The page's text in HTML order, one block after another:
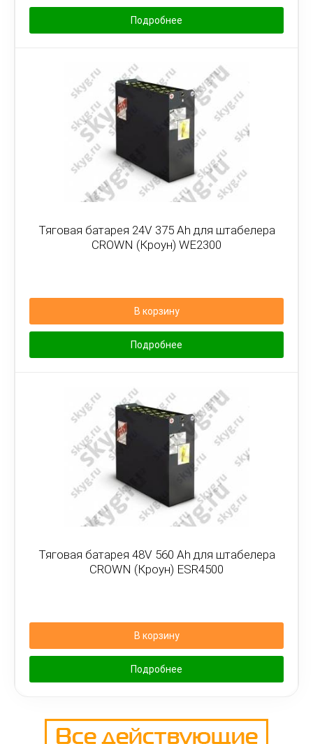
Подробнее
Тяговая батарея 24V 375 Ah для штабелера
CROWN (Кроун) WE2300
В корзину
Подробнее
Тяговая батарея 48V 560 Ah для штабелера
CROWN (Кроун) ESR4500
В корзину
Подробнее